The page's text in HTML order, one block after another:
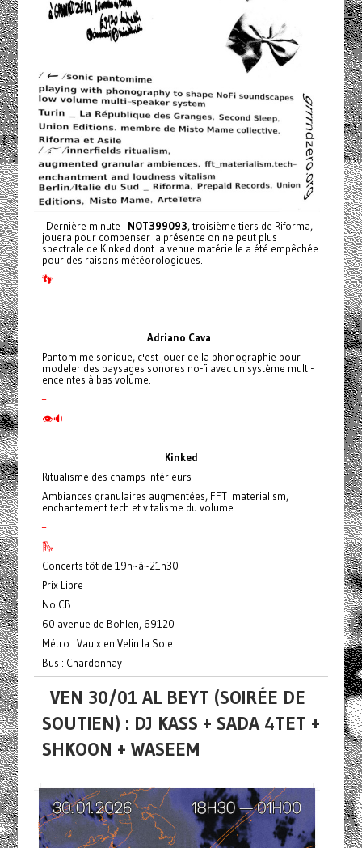
Dernière minute : NOT399093, troisième tiers de Riforma,
jouera pour compenser la présence on ne peut plus
spectrale de Kinked dont la venue matérielle a été empêchée
pour des raisons météorologiques.
👣
Adriano Cava
Pantomime sonique, c'est jouer de la phonographie pour
modeler des paysages sonores no-fi avec un système multi-
enceintes à bas volume.
+
👁🔉
Kinked
Ritualisme des champs intérieurs
Ambiances granulaires augmentées, FFT_materialism,
enchantement tech et vitalisme du volume
+
🛝
Concerts tôt de 19h~à~21h30
Prix Libre
No CB
60 avenue de Bohlen, 69120
Métro : Vaulx en Velin la Soie
Bus : Chardonnay
VEN 30/01 AL BEYT (SOIRÉE DE
SOUTIEN) : DJ KASS + SADA 4TET +
SHKOON + WASEEM